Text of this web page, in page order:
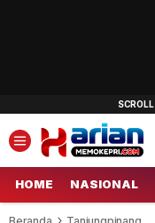
HOME NASIONAL